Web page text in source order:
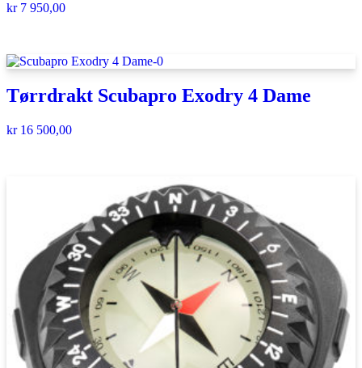
kr7 950,00
Tørrdrakt Scubapro Exodry 4 Dame
kr16 500,00